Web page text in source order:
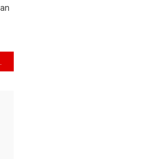
Commerce